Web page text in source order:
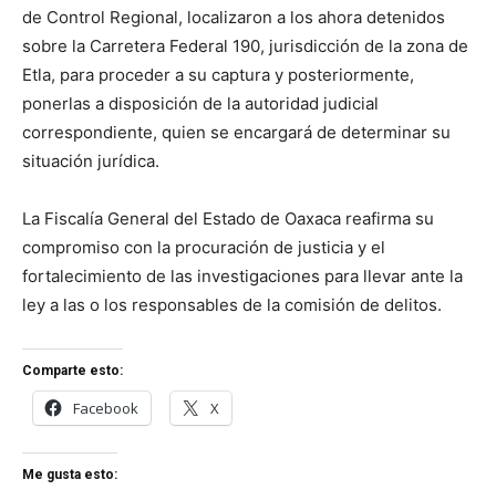
de Control Regional, localizaron a los ahora detenidos
sobre la Carretera Federal 190, jurisdicción de la zona de
Etla, para proceder a su captura y posteriormente,
ponerlas a disposición de la autoridad judicial
correspondiente, quien se encargará de determinar su
situación jurídica.
La Fiscalía General del Estado de Oaxaca reafirma su
compromiso con la procuración de justicia y el
fortalecimiento de las investigaciones para llevar ante la
ley a las o los responsables de la comisión de delitos.
Comparte esto:
Facebook X
Me gusta esto: